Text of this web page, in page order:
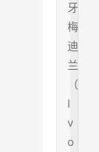
牙
梅
迪
兰
（
I
v
o